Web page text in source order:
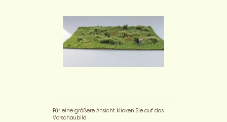
Für eine größere Ansicht klicken Sie auf das
Vorschaubild